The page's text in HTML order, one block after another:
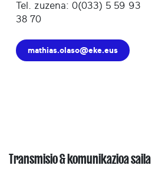
Tel. zuzena: 0(033) 5 59 93
38 70
mathias.olaso@eke.eus
Transmisio & komunikazioa saila